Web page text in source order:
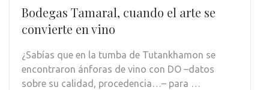
Bodegas Tamaral, cuando el arte se
convierte en vino
¿Sabías que en la tumba de Tutankhamon se
encontraron ánforas de vino con DO –datos
sobre su calidad, procedencia…– para …